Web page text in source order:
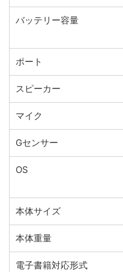
バッテリー容量
ポート
スピーカー
マイク
Gセンサー
OS
本体サイズ
本体重量
電子書籍対応形式